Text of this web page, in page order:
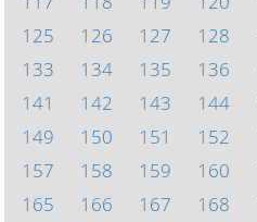
125
126 127 128
133
134 135 136
141
142 143 144
149
150 151 152
157
158 159 160
165
166 167 168